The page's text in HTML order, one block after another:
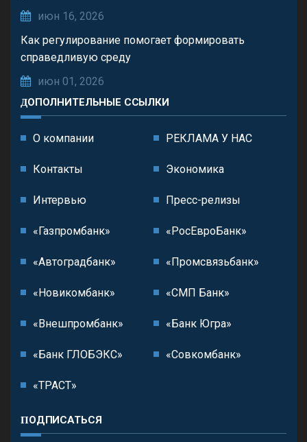
июн 16, 2026
Как регулирование помогает формировать
справедливую среду
июн 01, 2026
ДОПОЛНИТЕЛЬНЫЕ ССЫЛКИ
О компании РЕКЛАМА У НАС
Контакты Экономика
Интервью Пресс-релизы
«Газпромбанк» «РосЕвроБанк»
«Автоградбанк» «Промсвязьбанк»
«Новикомбанк» «СМП Банк»
«Внешпромбанк» «Банк Югра»
«Банк ГЛОБЭКС» «Совкомбанк»
«ТРАСТ»
ПОДПИСАТЬСЯ